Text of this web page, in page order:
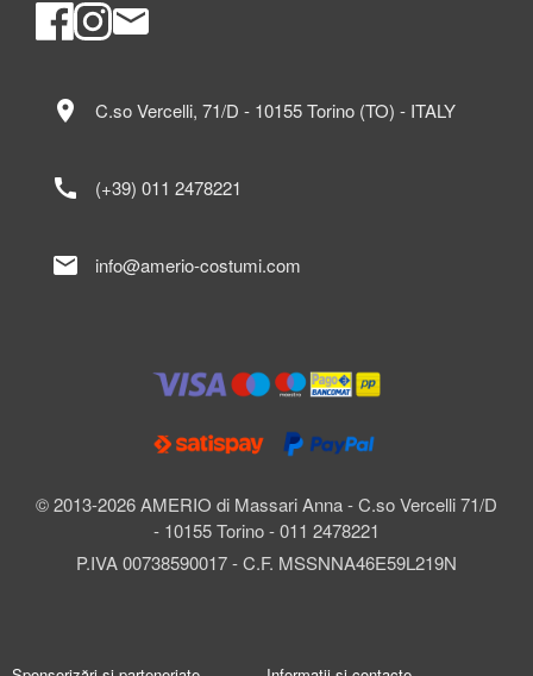
© 2013-2026 AMERIO di Massari Anna - C.so Vercelli 71/D
- 10155 Torino - 011 2478221
P.IVA 00738590017 - C.F. MSSNNA46E59L219N
location_on C.so Vercelli, 71/D - 10155 Torino (TO) - ITALY
call (+39) 011 2478221
mail info@amerio-costumi.com